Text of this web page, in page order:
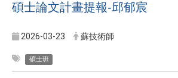
碩士論文計畫提報-邱郁宸
2026-03-23 蘇技術師
碩士班